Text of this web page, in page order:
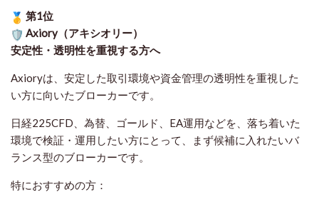
第1位
Axiory（アキシオリー）
安定性・透明性を重視する方へ
Axioryは、安定した取引環境や資金管理の透明性を重視した
い方に向いたブローカーです。
日経225CFD、為替、ゴールド、EA運用などを、落ち着いた
環境で検証・運用したい方にとって、まず候補に入れたいバ
ランス型のブローカーです。
特におすすめの方：